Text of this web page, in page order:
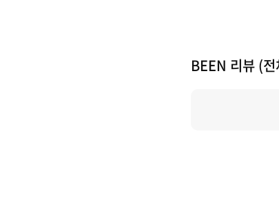
BEEN 리뷰 (전